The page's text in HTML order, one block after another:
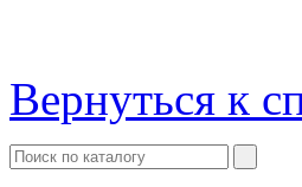
Вернуться к